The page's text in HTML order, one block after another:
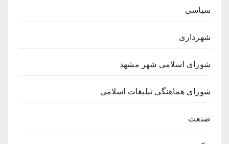
سیاسی
شهرداری
شورای اسلامی شهر مشهد
شورای هماهنگی تبلیغات اسلامی
صنعت